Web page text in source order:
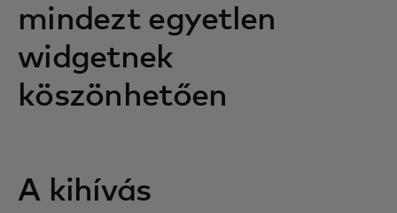
mindezt egyetlen
widgetnek
köszönhetően
A kihívás